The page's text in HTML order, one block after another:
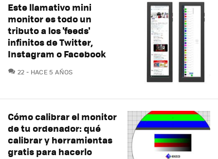
Este llamativo mini
monitor es todo un
tributo a los 'feeds'
infinitos de Twitter,
Instagram o Facebook
22 COMENTARIOS
HACE 5 AÑOS
Cómo calibrar el monitor
de tu ordenador: qué
calibrar y herramientas
gratis para hacerlo